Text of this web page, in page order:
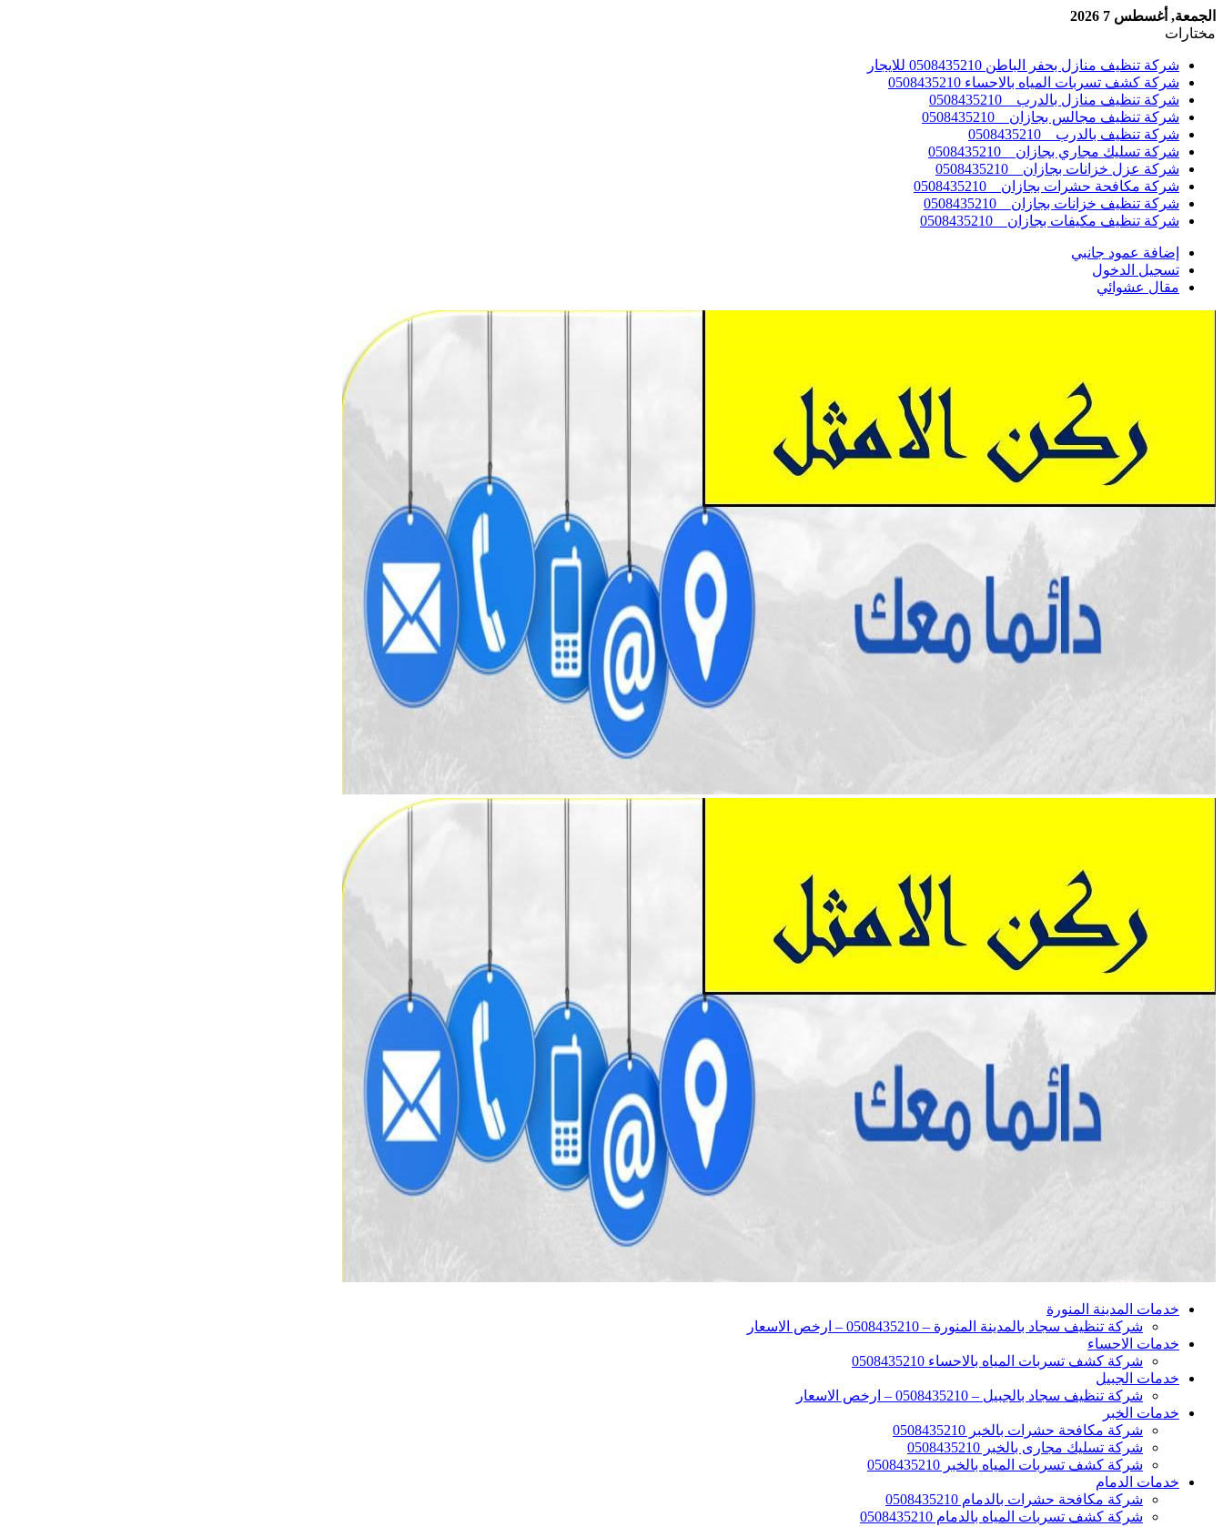
الجمعة, أغسطس 7 2026
مختارات
شركة تنظيف منازل بحفر الباطن 0508435210 للايجار
شركة كشف تسربات المياه بالاحساء 0508435210
شركة تنظيف منازل بالدرب _ 0508435210
شركة تنظيف مجالس بجازان _ 0508435210
شركة تنظيف بالدرب _ 0508435210
شركة تسليك مجاري بجازان _ 0508435210
شركة عزل خزانات بجازان _ 0508435210
شركة مكافحة حشرات بجازان _ 0508435210
شركة تنظيف خزانات بجازان _ 0508435210
شركة تنظيف مكيفات بجازان _ 0508435210
إضافة عمود جانبي
تسجيل الدخول
مقال عشوائي
خدمات المدينة المنورة
شركة تنظيف سجاد بالمدينة المنورة – 0508435210 – ارخص الاسعار
خدمات الاحساء
شركة كشف تسربات المياه بالاحساء 0508435210
خدمات الجبيل
شركة تنظيف سجاد بالجبيل – 0508435210 – ارخص الاسعار
خدمات الخبر
شركة مكافحة حشرات بالخبر 0508435210
شركة تسليك مجارى بالخبر 0508435210
شركة كشف تسربات المياه بالخبر 0508435210
خدمات الدمام
شركة مكافحة حشرات بالدمام 0508435210
شركة كشف تسربات المياه بالدمام 0508435210